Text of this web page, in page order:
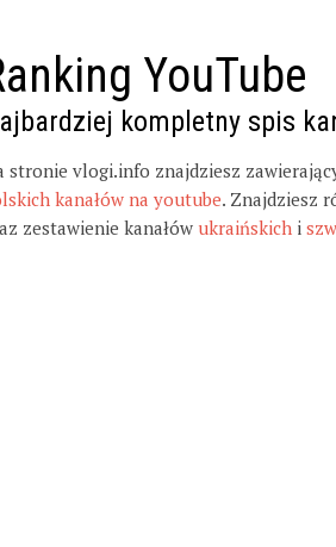
YouTube
kompletny spis
stronie vlogi.info znajdziesz
kanałów na youtube. Znajdziesz
zestawienie kanałów ukraińskich i